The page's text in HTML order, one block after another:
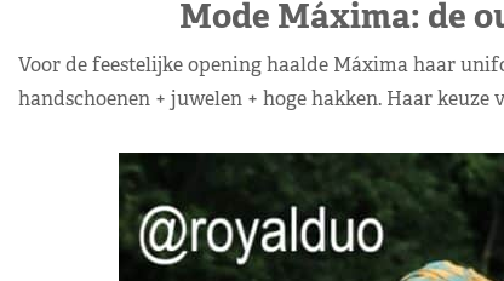
Mode Máxima: de
Voor de feestelijke opening haalde Máxima haar
handschoenen + juwelen + hoge hakken. Haar keuze